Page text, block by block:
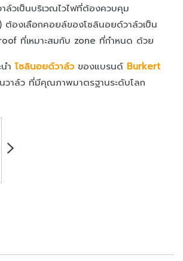
ล์วเป็นบริเวณไวไฟที่ต้องควบคุม
องเลือกคอยล์ของโซลินอยด์วาล์วเป็น
ที่เหมาะสมกับ zone ที่กำหนด ด้วย
ำ โซลินอยด์วาล์วของแบรนด์ Burkert
วาล์ว ที่มีคุณภาพมาตรฐานระดับโลก